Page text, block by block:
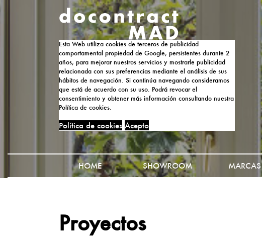
Esta Web utiliza cookies de terceros de publicidad
comportamental propiedad de Google, persistentes durante 2
años, para mejorar nuestros servicios y mostrarle publicidad
relacionada con sus preferencias mediante el análisis de sus
hábitos de navegación. Si continúa navegando consideramos
que está de acuerdo con su uso. Podrá revocar el
consentimiento y obtener más información consultando nuestra
Política de cookies.
Política de cookies Acepto
HOME SHOWROOM MARCAS
Proyectos